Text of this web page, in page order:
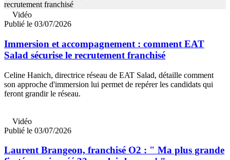
Vidéo
Publié le 03/07/2026
Immersion et accompagnement : comment EAT
Salad sécurise le recrutement franchisé
Celine Hanich, directrice réseau de EAT Salad, détaille comment
son approche d'immersion lui permet de repérer les candidats qui
feront grandir le réseau.
Vidéo
Publié le 03/07/2026
Laurent Brangeon, franchisé O2 : " Ma plus grande